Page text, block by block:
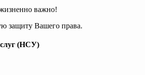
важно!
защиту Вашего права.
(НСУ)